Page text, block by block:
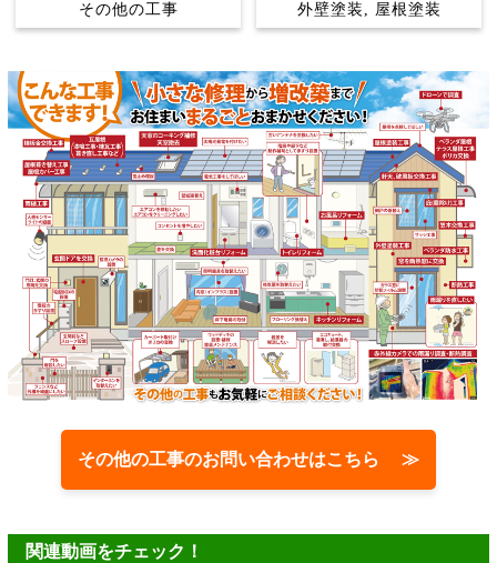
その他の工事
外壁塗装, 屋根塗装
その他の工事のお問い合わせはこちら ≫
関連動画をチェック！